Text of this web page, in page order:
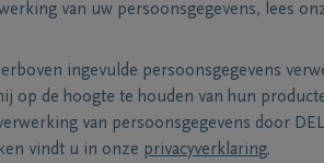
van uw persoonsgegevens, lees
ingevulde persoonsgegevens
op de hoogte te houden van hun
van persoonsgegevens door
vindt u in onze privacyverklaring.